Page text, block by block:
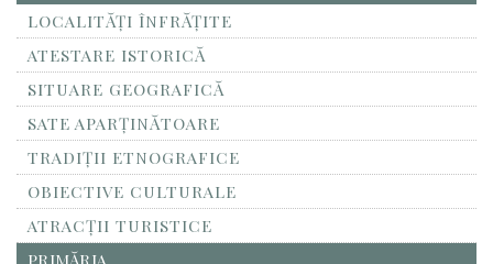
LOCALITĂŢI ÎNFRĂŢITE
ATESTARE ISTORICĂ
SITUARE GEOGRAFICĂ
SATE APARȚINĂTOARE
TRADIȚII ETNOGRAFICE
OBIECTIVE CULTURALE
ATRACȚII TURISTICE
PRIMĂRIA